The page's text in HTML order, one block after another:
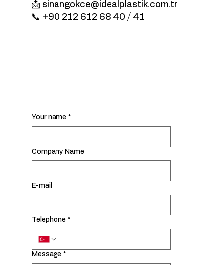
📩 sinangokce@idealplastik.com.tr
📞 +90 212 612 68 40 / 41
Your name *
Company Name
E-mail
Telephone *
Message *